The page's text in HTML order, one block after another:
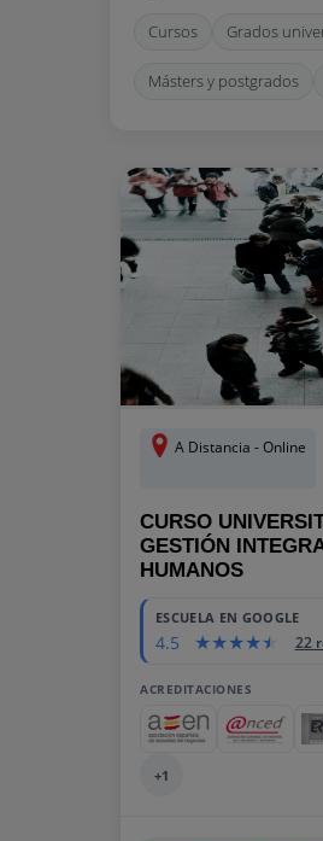
Cursos Grados
Másters y postgrados
A Distancia - Online
CURSO
GESTIÓN
HUMANOS
ESCUELA EN GOOGLE
4.5 22
ACREDITACIONES
+1